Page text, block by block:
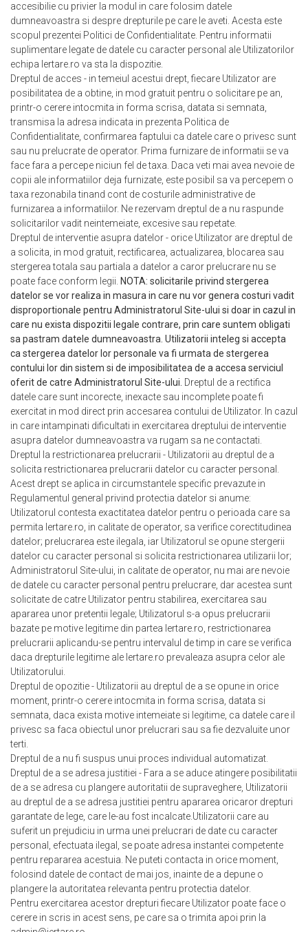
accesibilie cu privier la modul in care folosim datele
dumneavoastra si despre drepturile pe care le aveti. Acesta este
scopul prezentei Politici de Confidentialitate . Pentru informatii
suplimentare legate de datele cu caracter personal ale Utilizatorilor
echipa Iertare.ro va sta la dispozitie.
Dreptul de acces - in temeiul acestui drept, fiecare Utilizator are
posibilitatea de a obtine, in mod gratuit pentru o solicitare pe an,
printr-o cerere intocmita in forma scrisa, datata si semnata,
transmisa la adresa indicata in prezenta Politica de
Confidentialitate , confirmarea faptului ca datele care o privesc sunt
sau nu prelucrate de operator. Prima furnizare de informatii se va
face fara a percepe niciun fel de taxa. Daca veti mai avea nevoie de
copii ale informatiilor deja furnizate, este posibil sa va percepem o
taxa rezonabila tinand cont de costurile administrative de
furnizarea a informatiilor. Ne rezervam dreptul de a nu raspunde
solicitarilor vadit neintemeiate, excesive sau repetate.
Dreptul de interventie asupra datelor - orice Utilizator are dreptul de
a solicita, in mod gratuit, rectificarea, actualizarea, blocarea sau
stergerea totala sau partiala a datelor a caror prelucrare nu se
poate face conform legii. NOTA: solicitarile privind stergerea
datelor se vor realiza in masura in care nu vor genera costuri vadit
disproportionale pentru Administratorul Site-ului si doar in cazul in
care nu exista dispozitii legale contrare, prin care suntem obligati
sa pastram datele dumneavoastra. Utilizatorii inteleg si accepta
ca stergerea datelor lor personale va fi urmata de stergerea
contului lor din sistem si de imposibilitatea de a accesa serviciul
oferit de catre Administratorul Site-ului. Dreptul de a rectifica
datele care sunt incorecte, inexacte sau incomplete poate fi
exercitat in mod direct prin accesarea contului de Utilizator. In cazul
in care intampinati dificultati in exercitarea dreptului de interventie
asupra datelor dumneavoastra va rugam sa ne contactati.
Dreptul la restrictionarea prelucrarii - Utilizatorii au dreptul de a
solicita restrictionarea prelucrarii datelor cu caracter personal.
Acest drept se aplica in circumstantele specific prevazute in
Regulamentul general privind protectia datelor si anume:
Utilizatorul contesta exactitatea datelor pentru o perioada care sa
permita Iertare.ro, in calitate de operator, sa verifice corectitudinea
datelor; prelucrarea este ilegala, iar Utilizatorul se opune stergerii
datelor cu caracter personal si solicita restrictionarea utilizarii lor;
Administratorul Site-ului, in calitate de operator, nu mai are nevoie
de datele cu caracter personal pentru prelucrare, dar acestea sunt
solicitate de catre Utilizator pentru stabilirea, exercitarea sau
apararea unor pretentii legale; Utilizatorul s-a opus prelucrarii
bazate pe motive legitime din partea Iertare.ro, restrictionarea
prelucrarii aplicandu-se pentru intervalul de timp in care se verifica
daca drepturile legitime ale Iertare.ro prevaleaza asupra celor ale
Utilizatorului.
Dreptul de opozitie - Utilizatorii au dreptul de a se opune in orice
moment, printr-o cerere intocmita in forma scrisa, datata si
semnata, daca exista motive intemeiate si legitime, ca datele care il
privesc sa faca obiectul unor prelucrari sau sa fie dezvaluite unor
terti.
Dreptul de a nu fi suspus unui proces individual automatizat.
Dreptul de a se adresa justitiei - Fara a se aduce atingere posibilitatii
de a se adresa cu plangere autoritatii de supraveghere, Utilizatorii
au dreptul de a se adresa justitiei pentru apararea oricaror drepturi
garantate de lege, care le-au fost incalcate.Utilizatorii care au
suferit un prejudiciu in urma unei prelucrari de date cu caracter
personal, efectuata ilegal, se poate adresa instantei competente
pentru repararea acestuia. Ne puteti contacta in orice moment,
folosind datele de contact de mai jos, inainte de a depune o
plangere la autoritatea relevanta pentru protectia datelor.
Pentru exercitarea acestor drepturi fiecare Utilizator poate face o
cerere in scris in acest sens, pe care sa o trimita apoi prin la